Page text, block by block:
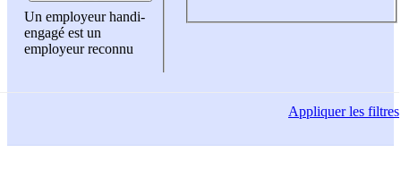
Un employeur handi-
engagé est un
employeur reconnu
Appliquerles filtres